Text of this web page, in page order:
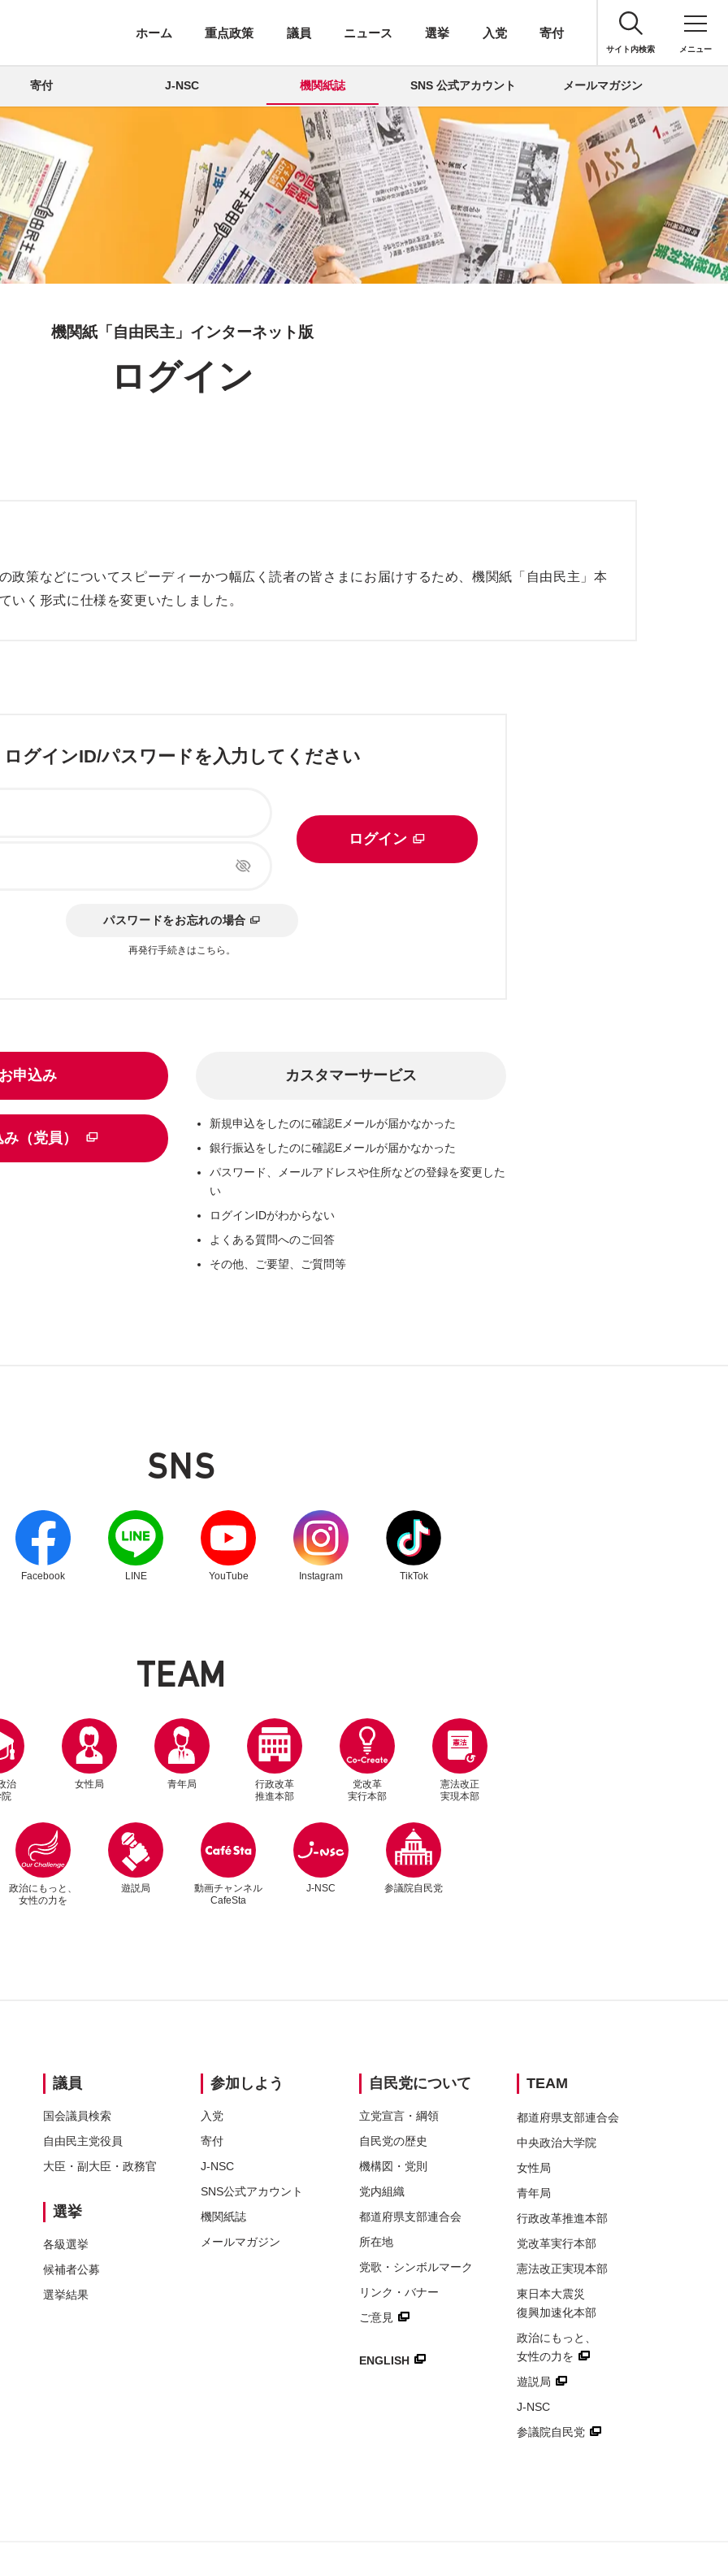
ホーム 重点政策 議員 ニュース 選挙 入党 寄付
サイト内検索 メニュー
寄付 J-NSC 機関紙誌 SNS 公式アカウント メールマガジン
機関紙「自由民主」インターネット版
ログイン
政策などについてスピーディーかつ幅広く読者の皆さまにお届けするため、機関紙「自由民主」本
いく形式に仕様を変更いたしました。
ログインID/パスワードを 入力してください
ログイン
パスワードをお忘れの場合
再発行手続きはこちら。
申込み
（党員）
カスタマーサービス
新規申込をしたのに確認Eメールが届かなかった
銀行振込をしたのに確認Eメールが届かなかった
パスワード、メールアドレスや住所などの登録を変更した
い
ログインIDがわからない
よくある質問へのご回答
その他、ご要望、ご質問等
SNS
Facebook
別ウィンドウリンク
LINE
別ウィンドウリンク
YouTube
別ウィンドウリンク
Instagram
別ウィンドウリンク
TikTok
別ウィンドウリンク
TEAM
治
女性局 青年局
行政改革
推進本部
党改革
実行本部
憲法改正
実現本部
政治にもっと、
女性の力を
別ウィンドウリンク
遊説局
別ウィンドウリンク
動画チャンネル
CafeSta
J-NSC 参議院自民党
別ウィンドウリンク
議員
国会議員検索
自由民主党役員
大臣・副大臣・政務官
選挙
各級選挙
候補者公募
選挙結果
参加しよう
入党
寄付
J-NSC
SNS公式アカウント
機関紙誌
メールマガジン
自民党について
立党宣言・ 綱領
自民党の歴史
機構図・ 党則
党内組織
都道府県支部連合会
所在地
党歌・ シンボルマーク
リンク・ バナー
ご意見
別ウィンドウリンク
ENGLISH
別ウィンドウリンク TEAM
都道府県支部連合会
中央政治大学院
女性局
青年局
行政改革推進本部
党改革実行本部
憲法改正実現本部
東日本大震災
復興加速化本部
政治にもっと、
女性の力を
別ウィンドウリンク
遊説局
別ウィンドウリンク
J-NSC
参議院自民党
別ウィンドウリンク